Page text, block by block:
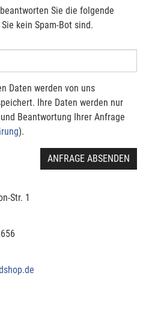
Sie die folgende
kein Spam-Bot sind.
Daten werden von uns
Ihre Daten werden nur
Beantwortung Ihrer Anfrage
).
ANFRAGE ABSENDEN
Str. 1